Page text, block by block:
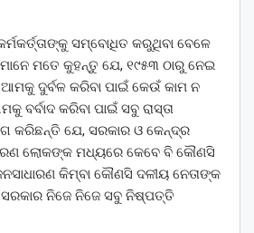
ସମ୍ବୋଧିତ କରୁଥିବା ବେଳେ
ମତେ କୁହନ୍ତୁ ଯେ, ୧୯୫୩ ଠାରୁ ନେଇ
ଦୁର୍ବଳ କରିବା ପାଇଁ କେଉଁ କାମ ନ
ବର୍ବାଦ କରିବା ପାଇଁ ସବୁ ରାସ୍ତା
କରିଛନ୍ତି ଯେ, ସରକାର ଓ କେନ୍ଦ୍ର
ଲୋକଙ୍କ ମଧ୍ୟରେ କେବେ ବି କୌଣସି
କିମ୍ବା କୌଣସି ଦଳୀୟ ନେତାଙ୍କ
ନିଜେ ନିଜେ ସବୁ ନିଷ୍ପତ୍ତି